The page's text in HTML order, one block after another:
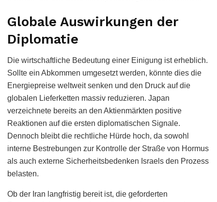
Globale Auswirkungen der
Diplomatie
Die wirtschaftliche Bedeutung einer Einigung ist erheblich.
Sollte ein Abkommen umgesetzt werden, könnte dies die
Energiepreise weltweit senken und den Druck auf die
globalen Lieferketten massiv reduzieren. Japan
verzeichnete bereits an den Aktienmärkten positive
Reaktionen auf die ersten diplomatischen Signale.
Dennoch bleibt die rechtliche Hürde hoch, da sowohl
interne Bestrebungen zur Kontrolle der Straße von Hormus
als auch externe Sicherheitsbedenken Israels den Prozess
belasten.
Ob der Iran langfristig bereit ist, die geforderten